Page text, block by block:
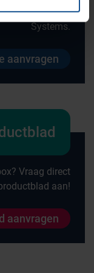
aan bij VE-
Systems.
aanvragen
Vraag direct
aan!
aanvragen